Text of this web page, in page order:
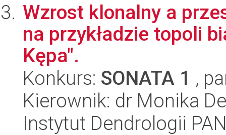
Wzrost klonalny a
na przykładzie topoli
Kępa".
Konkurs: SONATA 1 ,
Kierownik: dr Monika
Instytut Dendrologii